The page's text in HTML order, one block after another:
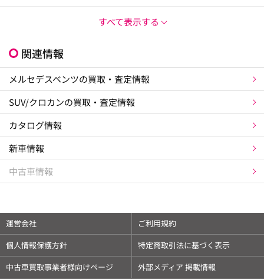
すべて表示する
関連情報
メルセデスベンツの買取・査定情報
SUV/クロカンの買取・査定情報
カタログ情報
新車情報
中古車情報
運営会社
ご利用規約
個人情報保護方針
特定商取引法に基づく表示
中古車買取事業者様向けページ
外部メディア 掲載情報